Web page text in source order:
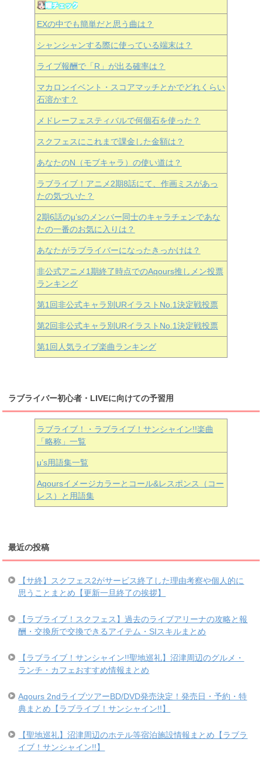
EXの中でも簡単だと思う曲は？
シャンシャンする際に使っている端末は？
ライブ報酬で「R」が出る確率は？
マカロンイベント・スコアマッチとかでどれくらい
石溶かす？
メドレーフェスティバルで何個石を使った？
スクフェスにこれまで課金した金額は？
あなたのN（モブキャラ）の使い道は？
ラブライブ！アニメ2期8話にて、作画ミスがあっ
たの気づいた？
2期6話のμ’sのメンバー同士のキャラチェンであな
たの一番のお気に入りは？
あなたがラブライバーになったきっかけは？
非公式アニメ1期終了時点でのAqours推しメン投票
ランキング
第1回非公式キャラ別URイラストNo.1決定戦投票
第2回非公式キャラ別URイラストNo.1決定戦投票
第1回人気ライブ楽曲ランキング
ラブライバー初心者・LIVEに向けての予習用
ラブライブ！・ラブライブ！サンシャイン!!楽曲
「略称」一覧
μ’s用語集一覧
Aqoursイメージカラーとコール&レスポンス（コー
レス）と用語集
最近の投稿
【サ終】スクフェス2がサービス終了した理由考察や個人的に
思うことまとめ【更新一旦終了の挨拶】
【ラブライブ！スクフェス】過去のライブアリーナの攻略と報
酬・交換所で交換できるアイテム・SIスキルまとめ
【ラブライブ！サンシャイン!!聖地巡礼】沼津周辺のグルメ・
ランチ・カフェおすすめ情報まとめ
Aqours 2ndライブツアーBD/DVD発売決定！発売日・予約・特
典まとめ【ラブライブ！サンシャイン!!】
【聖地巡礼】沼津周辺のホテル等宿泊施設情報まとめ【ラブラ
イブ！サンシャイン!!】